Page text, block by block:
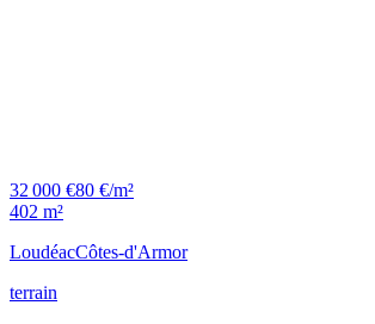
32 000 €80 €/m²
402 m²
LoudéacCôtes-d'Armor
terrain